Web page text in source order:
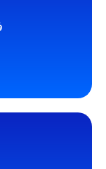
فعّل الخدمة
بدون تطوير أو